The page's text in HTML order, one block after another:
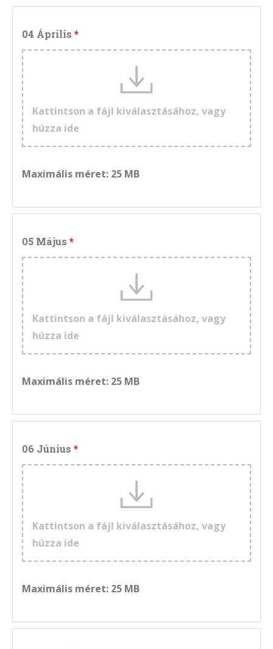
04 Április
Kattintson a fájl kiválasztásához, vagy
húzza ide
Maximális méret: 25 MB
05 Május
Kattintson a fájl kiválasztásához, vagy
húzza ide
Maximális méret: 25 MB
06 Június
Kattintson a fájl kiválasztásához, vagy
húzza ide
Maximális méret: 25 MB